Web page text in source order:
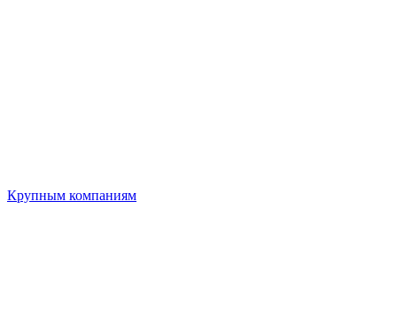
Крупным компаниям